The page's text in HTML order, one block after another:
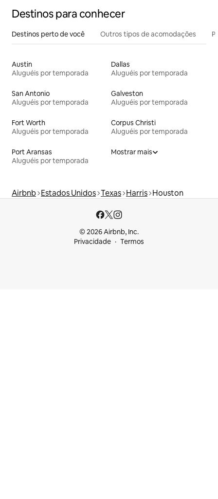
Destinos para conhecer
Destinos perto de você Outros tipos de acomodações
Austin
Aluguéis por temporada
Dallas
Aluguéis por temporada
San Antonio
Aluguéis por temporada
Galveston
Aluguéis por temporada
Fort Worth
Aluguéis por temporada
Corpus Christi
Aluguéis por temporada
Port Aransas
Aluguéis por temporada
Mostrar mais
Airbnb Estados Unidos Texas Harris Houston
© 2026 Airbnb, Inc.
Privacidade
Termos